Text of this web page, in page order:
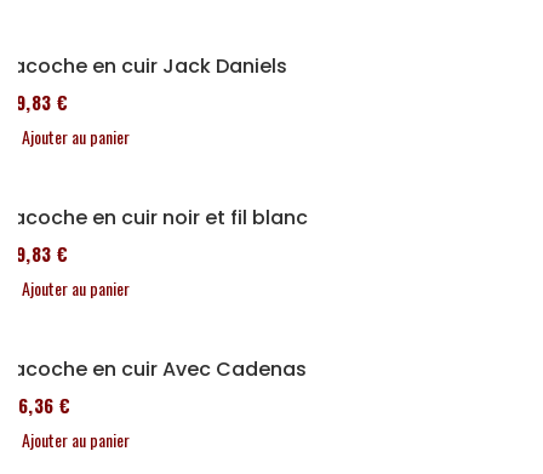
Sacoche en cuir Jack Daniels
119,83 €
Ajouter au panier
Sacoche en cuir noir et fil blanc
119,83 €
Ajouter au panier
Sacoche en cuir Avec Cadenas
136,36 €
Ajouter au panier